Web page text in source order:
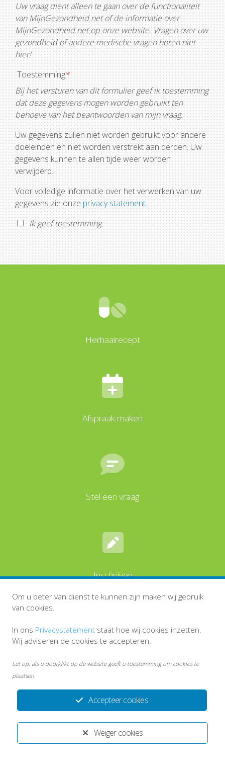
Uw vraag dient alleen te gaan over de functionaliteit
van MijnGezondheid.net of de informatie over
MijnGezondheid.net op onze website. Vragen over uw
gezondheid of andere medische vragen horen niet
hier!
Toestemming*
Bij het versturen van dit formulier geef ik toestemming
dat deze gegevens mogen worden gebruikt ten
behoeve van het beantwoorden van mijn vraag.
Uw gegevens zullen niet worden gebruikt voor andere
doeleinden en niet worden verstrekt aan derden. Uw
gegevens kunnen te allen tijde weer worden
verwijderd.
Voor volledige informatie over het verwerken van uw
gegevens zie onzeprivacy statement.
Ik geef toestemming.
Herhaalrecept
Afspraak maken
Stel een vraag
Inschrijven
Disclaimer Persoonsgegevens en privacy
Weiger cookies
Accepteer cookies
Om u beter van dienst te kunnen zijn maken wij gebruik
van cookies.
In ons Privacystatement staat hoe wij cookies inzetten.
Wij adviseren de cookies te accepteren.
Let op: als u doorklikt op de website geeft u toestemming om cookies te
plaatsen.